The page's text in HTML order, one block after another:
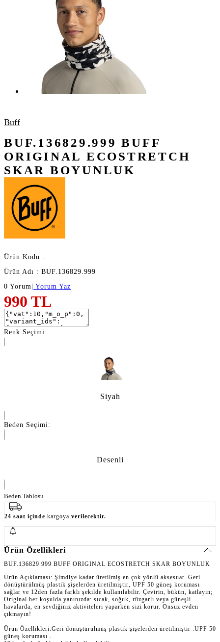
Buff
BUF.136829.999 BUFF
ORIGINAL ECOSTRETCH
SKAR BOYUNLUK
Ürün Kodu :
Ürün Adı : BUF.136829.999
0 Yorum | Yorum Yaz
990 TL
Renk Seçimi:
Siyah
Beden Seçimi:
Desenli
Beden Tablosu
24 saat içinde kargoya verilecektir.
Ürün Özellikleri
BUF.136829.999 BUFF ORIGINAL ECOSTRETCH SKAR BOYUNLUK
Ürün Açıklaması: Şimdiye kadar üretilmiş en çok yönlü aksesuar. Geri
dönüştürülmüş plastik şişelerden üretilmiştir, UPF 50 güneş koruması
sağlar ve 12den fazla farklı şekilde kullanılabilir. Çevirin, bükün, katlayın;
Original her koşulda yanınızda: sıcak, soğuk, rüzgarlı veya güneşli
havalarda, en sevdiğiniz aktiviteleri yaparken sizi korur. Onsuz evden
çıkmayın!
Ürün Özellikleri:Geri dönüştürülmüş plastik şişelerden üretilmiştir .UPF 50
güneş koruması .